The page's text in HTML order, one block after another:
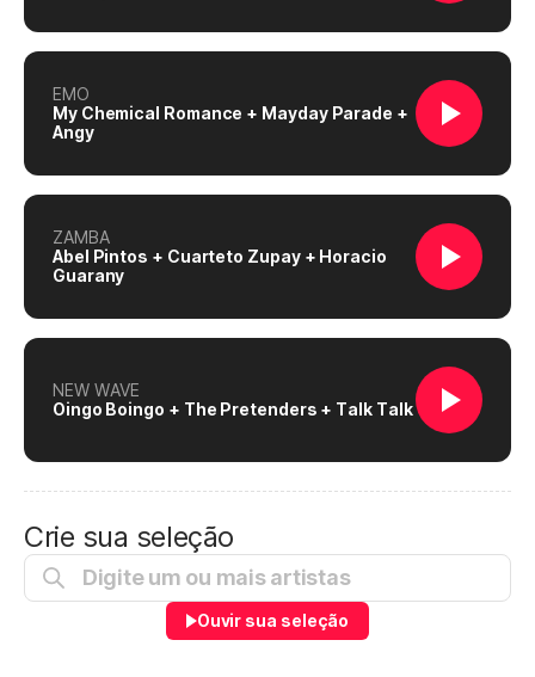
EMO
My Chemical Romance + Mayday Parade +
Angy
ZAMBA
Abel Pintos + Cuarteto Zupay + Horacio
Guarany
NEW WAVE
Oingo Boingo + The Pretenders + Talk Talk
Crie sua seleção
Ouvir sua seleção